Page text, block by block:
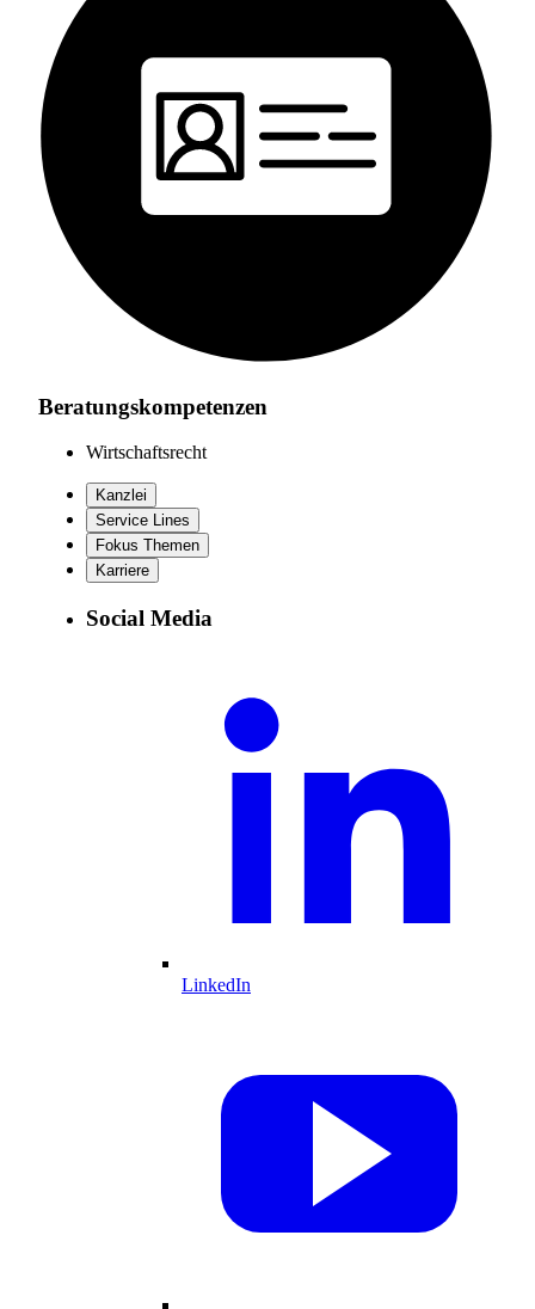
Beratungskompetenzen
Wirtschaftsrecht
Kanzlei
Service Lines
Fokus Themen
Karriere
Social Media
LinkedIn